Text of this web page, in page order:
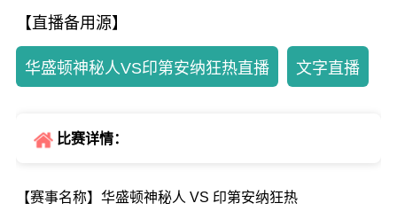
【直播备用源】
华盛顿神秘人VS印第安纳狂热直播 文字直播
比赛详情：
【赛事名称】华盛顿神秘人 VS 印第安纳狂热